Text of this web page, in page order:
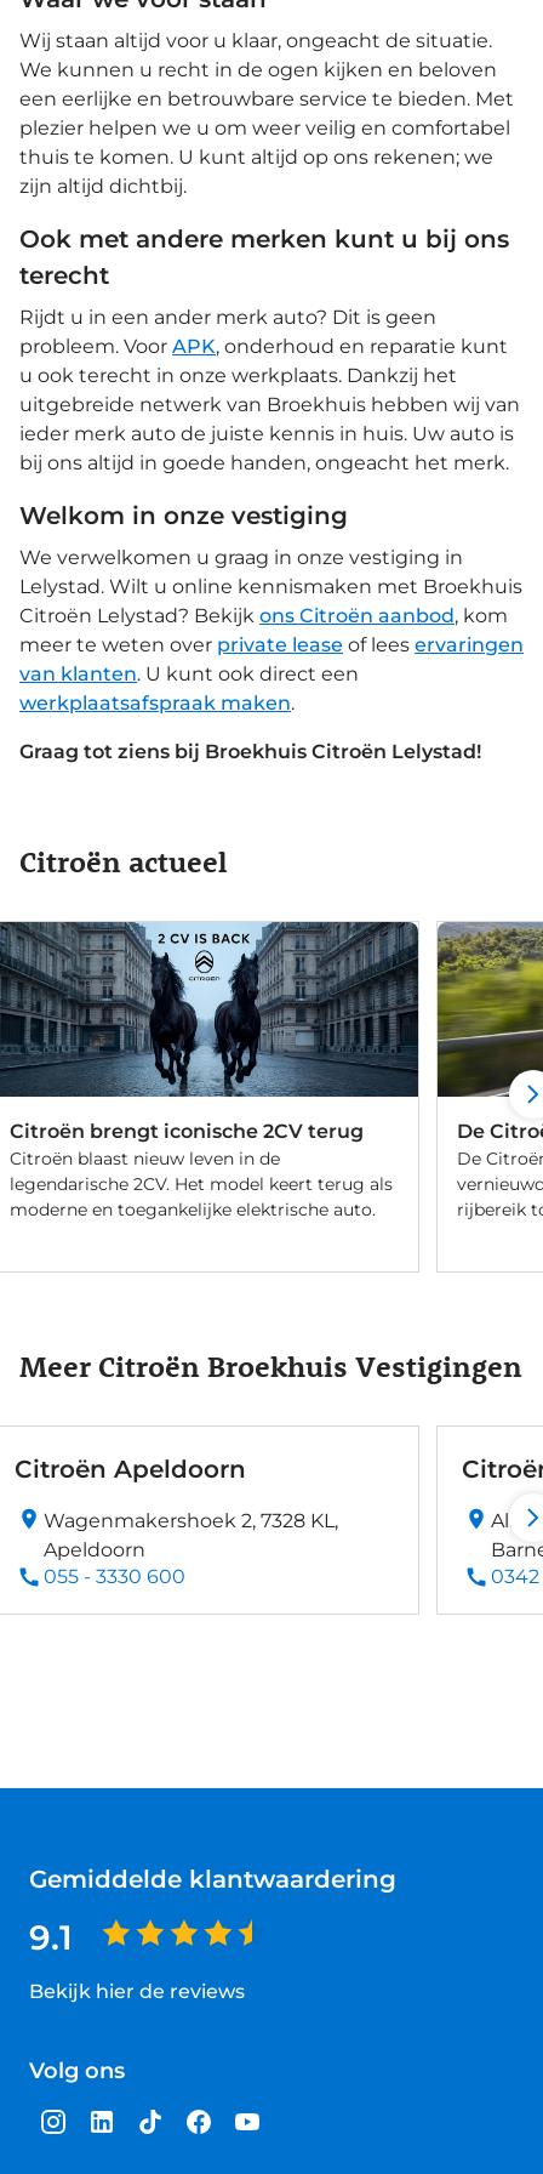
Zij airbag(s) voor
ramen
ramen
achter •
•
Wij staan altijd voor u klaar, ongeacht de situatie.
We kunnen u recht in de ogen kijken en beloven
een eerlijke en betrouwbare service te bieden. Met
plezier helpen we u om weer veilig en comfortabel
thuis te komen. U kunt altijd op ons rekenen; we
zijn altijd dichtbij.
Ook met andere merken kunt u bij ons
terecht
Rijdt u in een ander merk auto? Dit is geen
probleem. Voor APK, onderhoud en reparatie kunt
u ook terecht in onze werkplaats. Dankzij het
uitgebreide netwerk van Broekhuis hebben wij van
ieder merk auto de juiste kennis in huis. Uw auto is
bij ons altijd in goede handen, ongeacht het merk.
Welkom in onze vestiging
We verwelkomen u graag in onze vestiging in
Lelystad. Wilt u online kennismaken met Broekhuis
Citroën Lelystad? Bekijk ons Citroën aanbod, kom
meer te weten over private lease of lees ervaringen
van klanten. U kunt ook direct een
werkplaatsafspraak maken.
Graag tot ziens bij Broekhuis Citroën Lelystad!
Citroën actueel
Citroën brengt iconische 2CV terug
Citroën blaast nieuw leven in de
legendarische 2CV. Het model keert terug als
moderne en toegankelijke elektrische auto.
De
De
rijbereik
Meer Citroën Broekhuis Vestigingen
Citroën Apeldoorn
Wagenmakershoek 2, 7328 KL,
Apeldoorn
055 - 3330 600
Gemiddelde klantwaardering
9.1
Bekijk hier de reviews
van
sterren
Volg ons